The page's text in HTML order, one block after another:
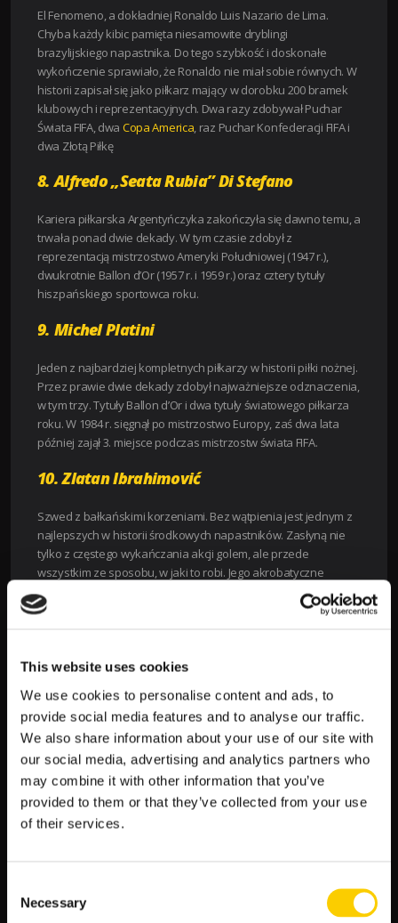
This website uses cookies
We use cookies to personalise content and ads, to
provide social media features and to analyse our traffic.
We also share information about your use of our site with
our social media, advertising and analytics partners who
may combine it with other information that you’ve
provided to them or that they’ve collected from your use
of their services.
Selection
Necessary
El Fenomeno, a dokładniej Ronaldo Luis Nazario de Lima.
Chyba każdy kibic pamięta niesamowite dryblingi
brazylijskiego napastnika. Do tego szybkość i doskonałe
wykończenie sprawiało, że Ronaldo nie miał sobie równych. W
historii zapisał się jako piłkarz mający w dorobku 200 bramek
klubowych i reprezentacyjnych. Dwa razy zdobywał Puchar
Świata FIFA, dwa Copa America , raz Puchar Konfederacji FIFA i
dwa Złotą Piłkę
8. Alfredo „Seata Rubia” Di Stefano
Kariera piłkarska Argentyńczyka zakończyła się dawno temu, a
trwała ponad dwie dekady. W tym czasie zdobył z
reprezentacją mistrzostwo Ameryki Południowej (1947 r.),
dwukrotnie Ballon d’Or (1957 r. i 1959 r.) oraz cztery tytuły
hiszpańskiego sportowca roku.
9. Michel Platini
Jeden z najbardziej kompletnych piłkarzy w historii piłki nożnej.
Przez prawie dwie dekady zdobył najważniejsze odznaczenia,
w tym trzy. Tytuły Ballon d’Or i dwa tytuły światowego piłkarza
roku. W 1984 r. sięgnął po mistrzostwo Europy, zaś dwa lata
później zajął 3. miejsce podczas mistrzostw świata FIFA.
10. Zlatan Ibrahimović
Szwed z bałkańskimi korzeniami. Bez wątpienia jest jednym z
najlepszych w historii środkowych napastników. Zasłyną nie
tylko z częstego wykańczania akcji golem, ale przede
wszystkim ze sposobu, w jaki to robi. Jego akrobatyczne
strzały przeszły już do historii!
serwisie bukmacherskim LV BET i w
Zobacz
wpisy
← Poprzedni artykuł Następny artykuł
SZUKAJ